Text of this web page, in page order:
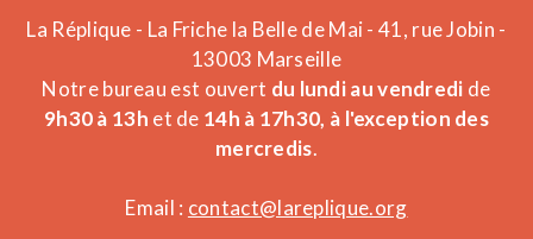
La Réplique - La Friche la Belle de Mai - 41, rue Jobin -
13003 Marseille
Notre bureau est ouvert du lundi au vendredi de
9h30 à 13h et de 14h à 17h30, à l'exception des
mercredis.
Email : contact@lareplique.org